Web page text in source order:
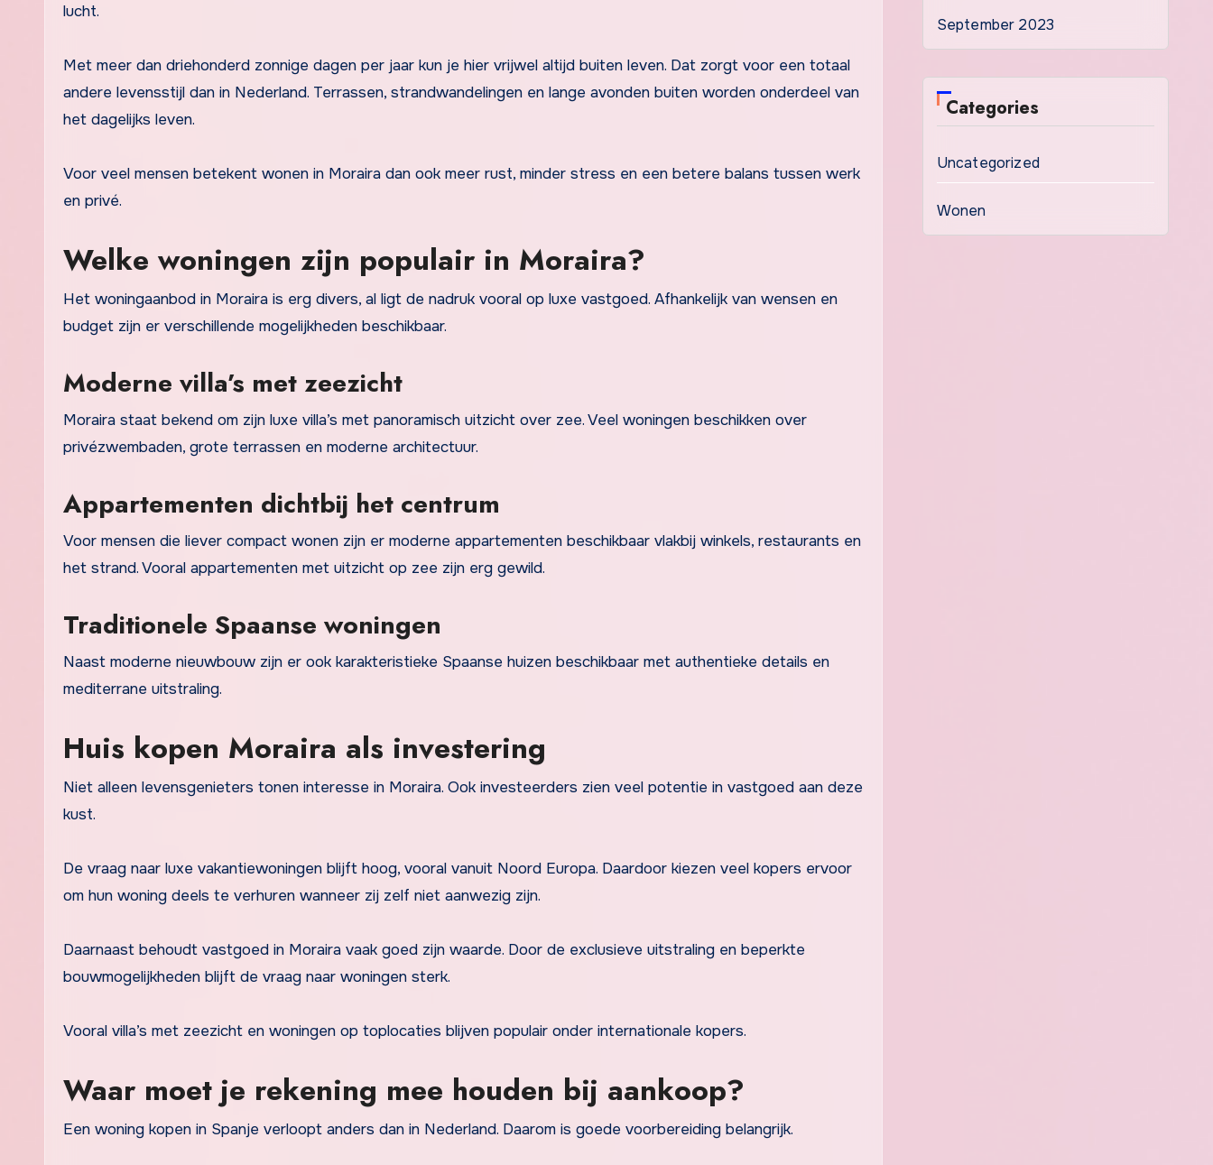
lucht.
Met meer dan driehonderd zonnige dagen per jaar kun je hier vrijwel altijd buiten leven. Dat zorgt voor een totaal
andere levensstijl dan in Nederland. Terrassen, strandwandelingen en lange avonden buiten worden onderdeel van
het dagelijks leven.
Voor veel mensen betekent wonen in Moraira dan ook meer rust, minder stress en een betere balans tussen werk
en privé.
Welke woningen zijn populair in Moraira?
Het woningaanbod in Moraira is erg divers, al ligt de nadruk vooral op luxe vastgoed. Afhankelijk van wensen en
budget zijn er verschillende mogelijkheden beschikbaar.
Moderne villa’s met zeezicht
Moraira staat bekend om zijn luxe villa’s met panoramisch uitzicht over zee. Veel woningen beschikken over
privézwembaden, grote terrassen en moderne architectuur.
Appartementen dichtbij het centrum
Voor mensen die liever compact wonen zijn er moderne appartementen beschikbaar vlakbij winkels, restaurants en
het strand. Vooral appartementen met uitzicht op zee zijn erg gewild.
Traditionele Spaanse woningen
Naast moderne nieuwbouw zijn er ook karakteristieke Spaanse huizen beschikbaar met authentieke details en
mediterrane uitstraling.
Huis kopen Moraira als investering
Niet alleen levensgenieters tonen interesse in Moraira. Ook investeerders zien veel potentie in vastgoed aan deze
kust.
De vraag naar luxe vakantiewoningen blijft hoog, vooral vanuit Noord Europa. Daardoor kiezen veel kopers ervoor
om hun woning deels te verhuren wanneer zij zelf niet aanwezig zijn.
Daarnaast behoudt vastgoed in Moraira vaak goed zijn waarde. Door de exclusieve uitstraling en beperkte
bouwmogelijkheden blijft de vraag naar woningen sterk.
Vooral villa’s met zeezicht en woningen op toplocaties blijven populair onder internationale kopers.
Waar moet je rekening mee houden bij aankoop?
Een woning kopen in Spanje verloopt anders dan in Nederland. Daarom is goede voorbereiding belangrijk.
September 2023
Categories
Uncategorized
Wonen